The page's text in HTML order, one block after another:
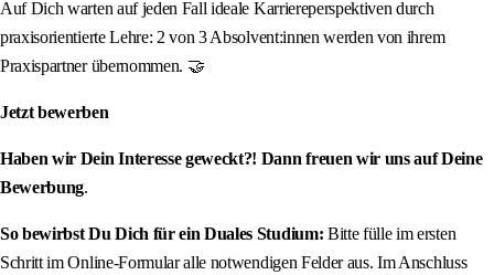
Auf Dich warten auf jeden Fall ideale Karriereperspektiven durch
praxisorientierte Lehre: 2 von 3 Absolvent:innen werden von ihrem
Praxispartner übernommen. 🤝
Jetzt bewerben
Haben wir Dein Interesse geweckt?! Dann freuen wir uns auf Deine
Bewerbung.
So bewirbst Du Dich für ein Duales Studium: Bitte fülle im ersten
Schritt im Online-Formular alle notwendigen Felder aus. Im Anschluss